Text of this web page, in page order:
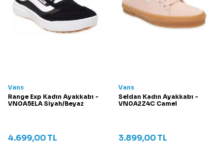
Vans
Range Exp Kadın Ayakkabı -
VN0A5ELA Siyah/Beyaz
4.699,00TL
Vans
Seldan Kadın Ayakkabı -
VN0A2Z4C Camel
3.899,00TL